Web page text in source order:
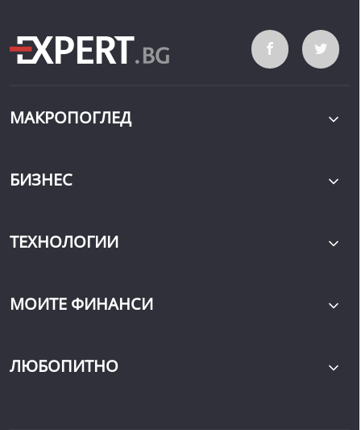
МАКРОПОГЛЕД
БИЗНЕС
ТЕХНОЛОГИИ
МОИТЕ ФИНАНСИ
ЛЮБОПИТНО